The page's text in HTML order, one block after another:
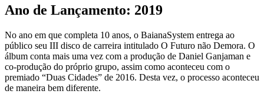
Ano de Lançamento: 2019
No ano em que completa 10 anos, o BaianaSystem entrega ao
público seu III disco de carreira intitulado O Futuro não Demora. O
álbum conta mais uma vez com a produção de Daniel Ganjaman e
co-produção do próprio grupo, assim como aconteceu com o
premiado “Duas Cidades” de 2016. Desta vez, o processo aconteceu
de maneira bem diferente.